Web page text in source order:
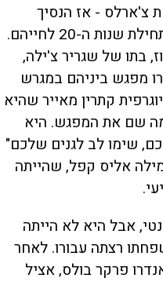
צ'ארלס - אז הנסיך
מוויילס - ב-1971, כשהם היו בתחילת שנות ה-20 לחייהם.
בתו של שגריר צ'ילה,
מפגש ביניהם במגרש
קתרין מאייר שהיא
שם את המפגש. היא
שימו לב לגנים שלכם"
אליס קפל, שהייתה
אבל היא לא הייתה
רצתה עבורו. לאחר
פרקר בולס, אציל